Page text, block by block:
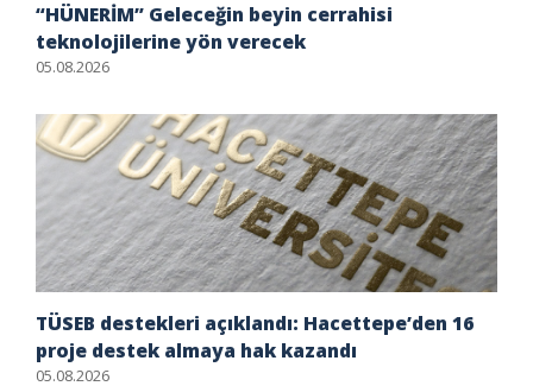
“HÜNERİM” Geleceğin beyin cerrahisi
teknolojilerine yön verecek
05.08.2026
TÜSEB destekleri açıklandı: Hacettepe’den 16
proje destek almaya hak kazandı
05.08.2026